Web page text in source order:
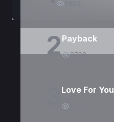
2Payback
8708
Love For You